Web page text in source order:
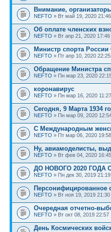
Внимание,
NEFTO » Вт май 19, 2020 21:46
Об оплате членских
NEFTO » Вт апр 21, 2020 17:46
Министр спорта
NEFTO » Пт апр 10, 2020 22:25
Обращение Министра
NEFTO » Пн мар 23, 2020
коронавирус
NEFTO » Пн мар 16, 2020 11:27
Сегодня, 9 Марта 1934
NEFTO » Пн мар 09, 2020
С Международным
NEFTO » Пт мар 06, 2020 19:58
Ну, авиамоделисты,
NEFTO » Вт фев 04, 2020 16:45
ДО НОВОГО 2020 ГОДА
NEFTO » Пн дек 30, 2019 21:19
Персонифицированное
NEFTO » Вт ноя 19, 2019 21:30
Очередная отчетно-
NEFTO » Вт окт 08, 2019 22:57
День Космических